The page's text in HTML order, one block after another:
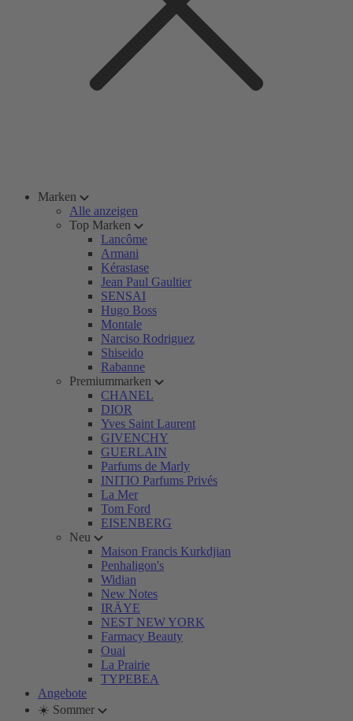
Marken
Alle anzeigen
Top Marken
Lancôme
Armani
Kérastase
Jean Paul Gaultier
SENSAI
Hugo Boss
Montale
Narciso Rodriguez
Shiseido
Rabanne
Premiummarken
CHANEL
DIOR
Yves Saint Laurent
GIVENCHY
GUERLAIN
Parfums de Marly
INITIO Parfums Privés
La Mer
Tom Ford
EISENBERG
Neu
Maison Francis Kurkdjian
Penhaligon's
Widian
New Notes
IRÄYE
NEST NEW YORK
Farmacy Beauty
Ouai
La Prairie
TYPEBEA
Angebote
☀️ Sommer